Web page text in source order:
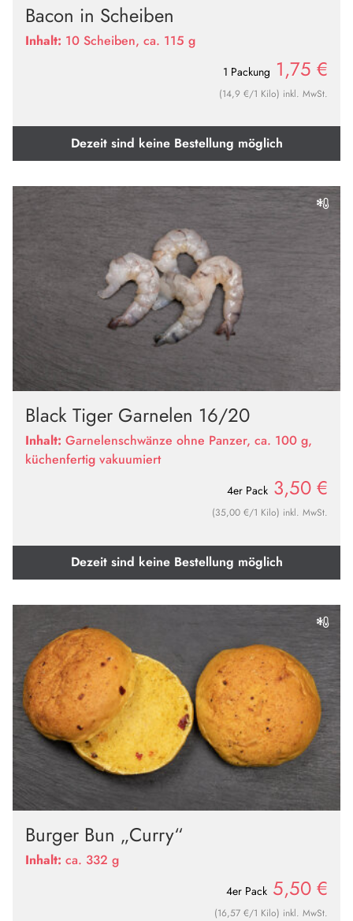
Bacon in Scheiben
Inhalt: 10 Scheiben, ca. 115 g
1 Packung 1,75 €
(14,9 €/1 Kilo) inkl. MwSt.
Dezeit sind keine Bestellung möglich
Black Tiger Garnelen 16/20
Inhalt: Garnelenschwänze ohne Panzer, ca. 100 g,
küchenfertig vakuumiert
4er Pack 3,50 €
(35,00 €/1 Kilo) inkl. MwSt.
Dezeit sind keine Bestellung möglich
Burger Bun „Curry“
Inhalt: ca. 332 g
4er Pack 5,50 €
(16,57 €/1 Kilo) inkl. MwSt.